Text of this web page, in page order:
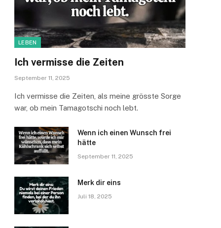
LEBEN
Ich vermisse die Zeiten
September 11, 2025
Ich vermisse die Zeiten, als meine grösste Sorge
war, ob mein Tamagotschi noch lebt.
Wenn ich einen Wunsch frei
hätte
September 11, 2025
Merk dir eins
Juli 18, 2025